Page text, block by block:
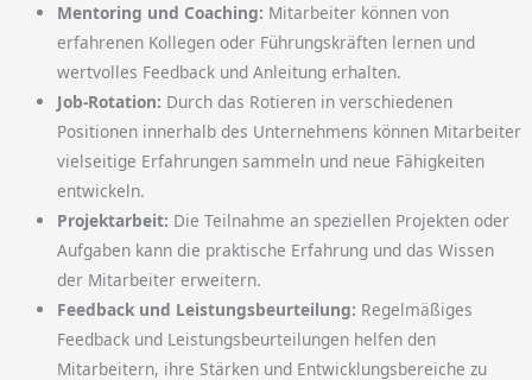
Mentoring und Coaching: Mitarbeiter können von
erfahrenen Kollegen oder Führungskräften lernen und
wertvolles Feedback und Anleitung erhalten.
Job-Rotation: Durch das Rotieren in verschiedenen
Positionen innerhalb des Unternehmens können Mitarbeiter
vielseitige Erfahrungen sammeln und neue Fähigkeiten
entwickeln.
Projektarbeit: Die Teilnahme an speziellen Projekten oder
Aufgaben kann die praktische Erfahrung und das Wissen
der Mitarbeiter erweitern.
Feedback und Leistungsbeurteilung: Regelmäßiges
Feedback und Leistungsbeurteilungen helfen den
Mitarbeitern, ihre Stärken und Entwicklungsbereiche zu